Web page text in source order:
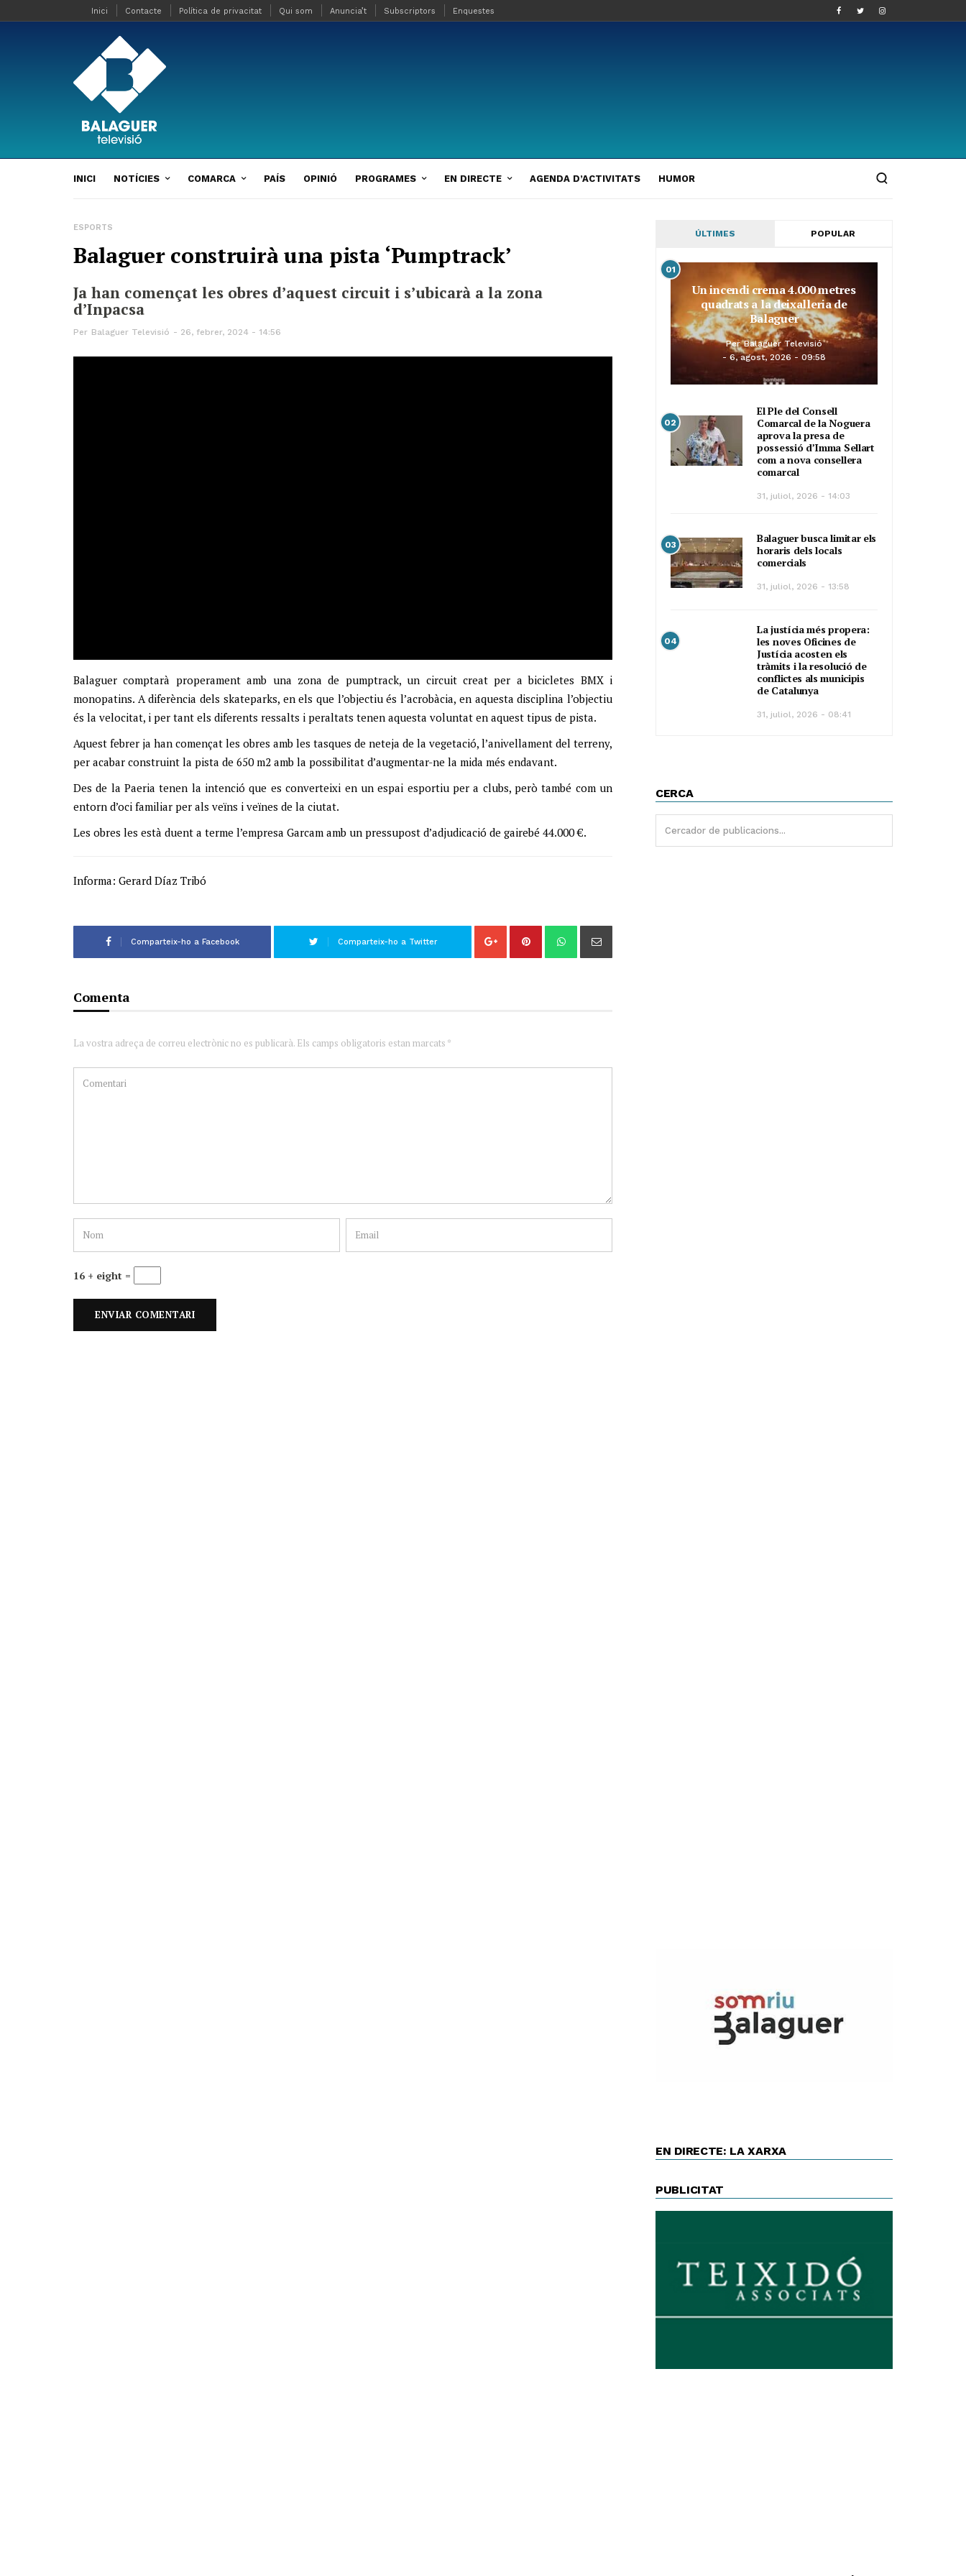
Inici Contacte Política de privacitat Qui som Anuncia’t Subscriptors Enquestes
INICI NOTÍCIES COMARCA PAÍS OPINIÓ PROGRAMES EN DIRECTE AGENDA D’ACTIVITATS HUMOR
ESPORTS
Balaguer construirà una pista ‘Pumptrack’
Ja han començat les obres d’aquest circuit i s’ubicarà a la zona
d’Inpacsa
Per Balaguer Televisió 26, febrer, 2024 - 14:56
Balaguer comptarà properament amb una zona de pumptrack, un circuit creat per a bicicletes BMX i
monopatins. A diferència dels skateparks, en els que l’objectiu és l’acrobàcia, en aquesta disciplina l’objectiu
és la velocitat, i per tant els diferents ressalts i peraltats tenen aquesta voluntat en aquest tipus de pista.
Aquest febrer ja han començat les obres amb les tasques de neteja de la vegetació, l’anivellament del terreny,
per acabar construint la pista de 650 m2 amb la possibilitat d’augmentar-ne la mida més endavant.
Des de la Paeria tenen la intenció que es converteixi en un espai esportiu per a clubs, però també com un
entorn d’oci familiar per als veïns i veïnes de la ciutat.
Les obres les està duent a terme l’empresa Garcam amb un pressupost d’adjudicació de gairebé 44.000 €.
Informa: Gerard Díaz Tribó
Comparteix-ho a Facebook Comparteix-ho a Twitter
Comenta
La vostra adreça de correu electrònic no es publicarà. Els camps obligatoris estan marcats *
16 + eight =
ÚLTIMES POPULAR
01
Un incendi crema 4.000 metres
quadrats a la deixalleria de
Balaguer
Per Balaguer Televisió
6, agost, 2026 - 09:58
02
El Ple del Consell
Comarcal de la Noguera
aprova la presa de
possessió d’Imma Sellart
com a nova consellera
comarcal
31, juliol, 2026 - 14:03
03
Balaguer busca limitar els
horaris dels locals
comercials
31, juliol, 2026 - 13:58
04
La justícia més propera:
les noves Oficines de
Justícia acosten els
tràmits i la resolució de
conflictes als municipis
de Catalunya
31, juliol, 2026 - 08:41
CERCA
EN DIRECTE: LA XARXA
PUBLICITAT